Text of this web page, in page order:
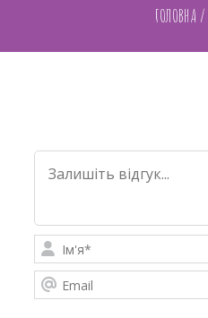
ГОЛОВНА /